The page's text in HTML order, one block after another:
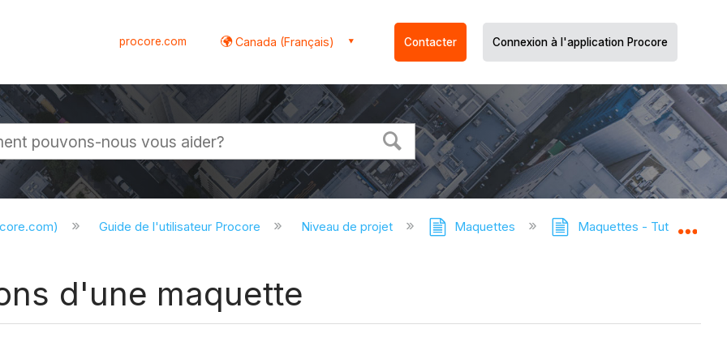
procore.com Canada (Français) Contacter Connexion à l'application Procore
Guide de l'utilisateur Procore Niveau de projet Maquettes Maquettes - Tutoriels
d'une maquette